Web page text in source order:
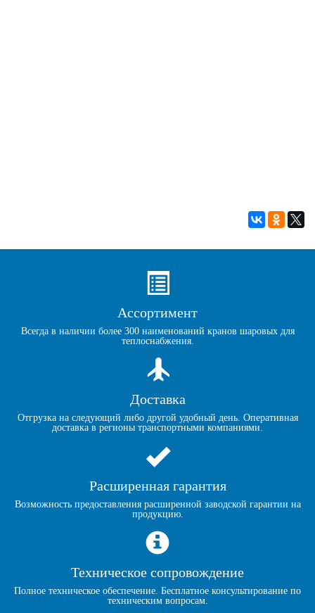
Ассортимент
Всегда в наличии более 300 наименований кранов шаровых для
теплоснабжения.
Доставка
Отгрузка на следующий либо другой удобный день. Оперативная
доставка в регионы транспортными компаниями.
Расширенная гарантия
Возможность предоставления расширенной заводской гарантии на
продукцию.
Техническое сопровождение
Полное техническое обеспечение. Бесплатное консультирование по
техническим вопросам.